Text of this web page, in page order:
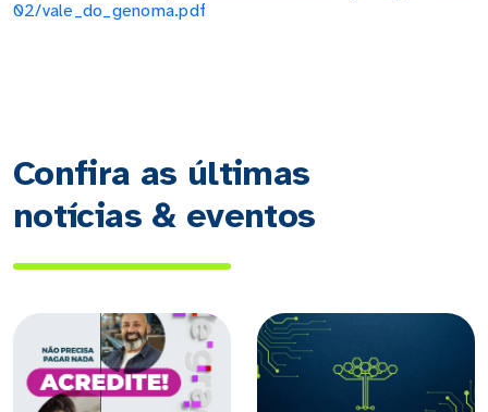
02/vale_do_genoma.pdf
Confira as últimas
notícias & eventos